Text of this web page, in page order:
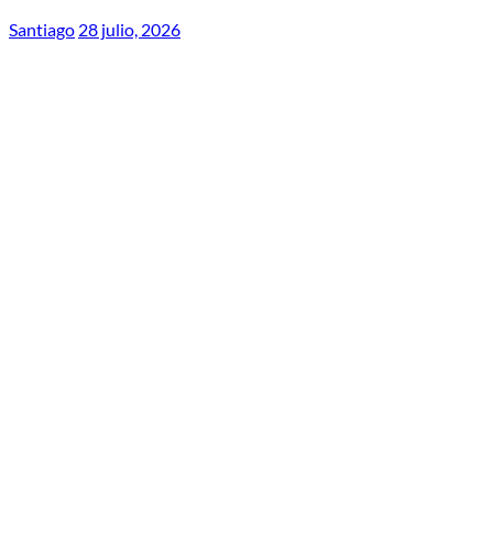
Santiago 28 julio, 2026